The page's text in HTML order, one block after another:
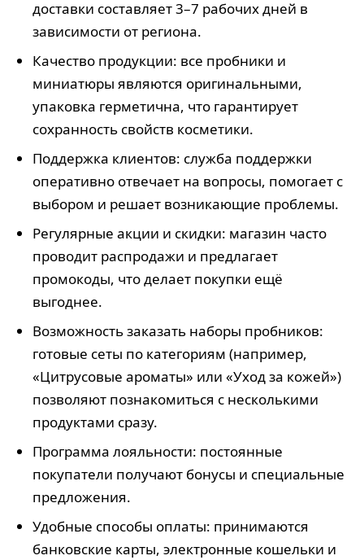
доставки составляет 3–7 рабочих дней в
зависимости от региона.
Качество продукции: все пробники и
миниатюры являются оригинальными,
упаковка герметична, что гарантирует
сохранность свойств косметики.
Поддержка клиентов: служба поддержки
оперативно отвечает на вопросы, помогает с
выбором и решает возникающие проблемы.
Регулярные акции и скидки: магазин часто
проводит распродажи и предлагает
промокоды, что делает покупки ещё
выгоднее.
Возможность заказать наборы пробников:
готовые сеты по категориям (например,
«Цитрусовые ароматы» или «Уход за кожей»)
позволяют познакомиться с несколькими
продуктами сразу.
Программа лояльности: постоянные
покупатели получают бонусы и специальные
предложения.
Удобные способы оплаты: принимаются
банковские карты, электронные кошельки и